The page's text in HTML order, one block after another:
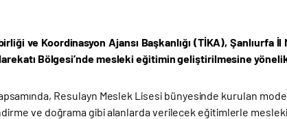
ve Koordinasyon Ajansı Başkanlığı (TİKA),
Bölgesi’nde mesleki eğitimin geliştirilmesine
Resulayn Meslek Lisesi bünyesinde kurulan
ve doğrama gibi alanlarda verilecek eğitimlerle mesleki